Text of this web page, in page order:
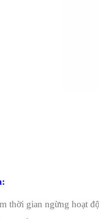
thời gian ngừng hoạt